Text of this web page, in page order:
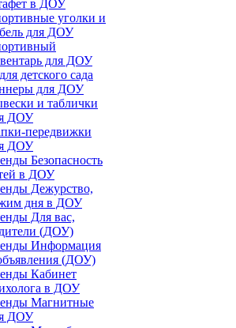
в ДОУ
уголки и
для ДОУ
для ДОУ
детского сада
для ДОУ
и таблички
ДОУ
передвижки
ДОУ
Безопасность
в ДОУ
Дежурство,
дня в ДОУ
Для вас,
(ДОУ)
Информация
(ДОУ)
Кабинет
в ДОУ
Магнитные
ДОУ